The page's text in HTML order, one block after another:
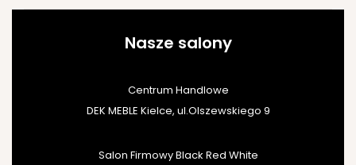
Nasze salony
Centrum Handlowe
DEK MEBLE Kielce, ul.Olszewskiego 9
Salon Firmowy Black Red White